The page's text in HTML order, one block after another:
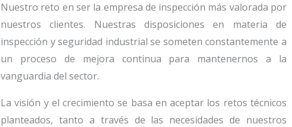
Nuestro reto en ser la empresa de inspección más valorada por
nuestros clientes. Nuestras disposiciones en materia de
inspección y seguridad industrial se someten constantemente a
un proceso de mejora continua para mantenernos a la
vanguardia del sector.
La visión y el crecimiento se basa en aceptar los retos técnicos
planteados, tanto a través de las necesidades de nuestros